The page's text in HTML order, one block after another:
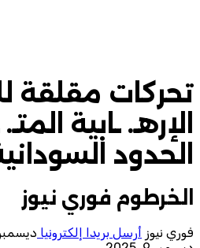
تحركات مقلقة
الإرهـ. ـابية
الحدود
الخرطوم فوري نيوز
فوري نيوز أرسل بريدا إلكترونيا ديسمبر 9, 2025